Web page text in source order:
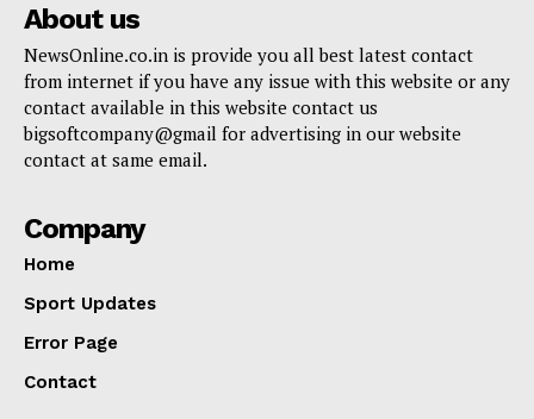
About us
NewsOnline.co.in is provide you all best latest contact
from internet if you have any issue with this website or any
contact available in this website contact us
bigsoftcompany@gmail for advertising in our website
contact at same email.
Company
Home
Sport Updates
Error Page
Contact